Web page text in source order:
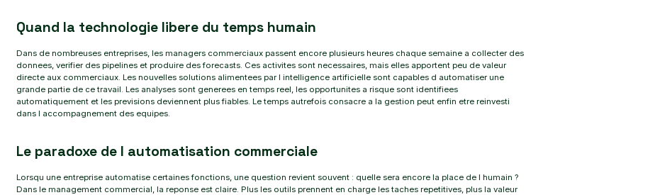
Quand la technologie libere du temps humain
Dans de nombreuses entreprises, les managers commerciaux passent encore plusieurs heures chaque semaine a collecter des
donnees, verifier des pipelines et produire des forecasts. Ces activites sont necessaires, mais elles apportent peu de valeur
directe aux commerciaux. Les nouvelles solutions alimentees par l intelligence artificielle sont capables d automatiser une
grande partie de ce travail. Les analyses sont generees en temps reel, les opportunites a risque sont identifiees
automatiquement et les previsions deviennent plus fiables. Le temps autrefois consacre a la gestion peut enfin etre reinvesti
dans l accompagnement des equipes.
Le paradoxe de l automatisation commerciale
Lorsqu une entreprise automatise certaines fonctions, une question revient souvent : quelle sera encore la place de l humain ?
Dans le management commercial, la reponse est claire. Plus les outils prennent en charge les taches repetitives, plus la valeur